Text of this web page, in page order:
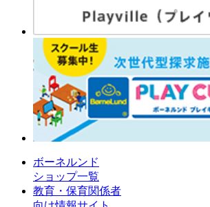
ボーネルンド
ショップ一覧
教育・保育関係者